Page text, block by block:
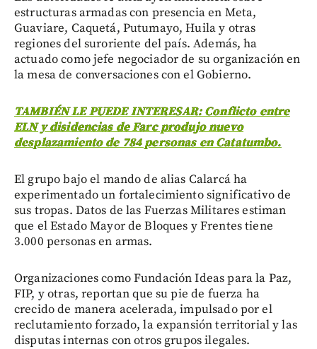
estructuras armadas con presencia en Meta,
Guaviare, Caquetá, Putumayo, Huila y otras
regiones del suroriente del país. Además, ha
actuado como jefe negociador de su organización en
la mesa de conversaciones con el Gobierno.
TAMBIÉN LE PUEDE INTERESAR: Conflicto entre
ELN y disidencias de Farc produjo nuevo
desplazamiento de 784 personas en Catatumbo.
El grupo bajo el mando de alias Calarcá ha
experimentado un fortalecimiento significativo de
sus tropas. Datos de las Fuerzas Militares estiman
que el Estado Mayor de Bloques y Frentes tiene
3.000 personas en armas.
Organizaciones como Fundación Ideas para la Paz,
FIP, y otras, reportan que su pie de fuerza ha
crecido de manera acelerada, impulsado por el
reclutamiento forzado, la expansión territorial y las
disputas internas con otros grupos ilegales.